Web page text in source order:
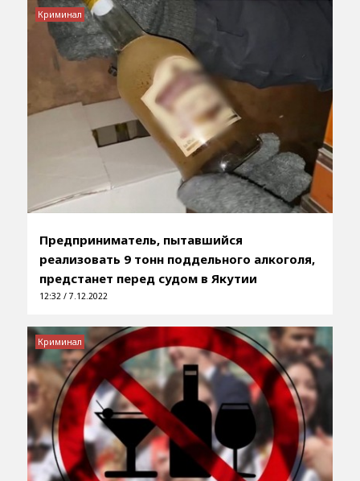
Предприниматель, пытавшийся
реализовать 9 тонн поддельного алкоголя,
предстанет перед судом в Якутии
12:32 / 7.12.2022
Криминал
Криминал